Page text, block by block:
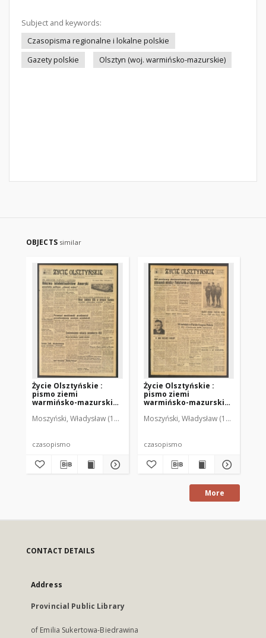
Subject and keywords:
Czasopisma regionalne i lokalne polskie
Gazety polskie
Olsztyn (woj. warmińsko-mazurskie)
OBJECTS similar
Życie Olsztyńskie :
pismo ziemi
warmińsko-mazurskiej,
Moszyński, Władysław (1922-2001). Red. Mroczkowski, Włodzimierz
czasopismo
Życie Olsztyńskie :
pismo ziemi
warmińsko-mazurskiej,
Moszyński, Władysław (1922-2001).
czasopismo
More
CONTACT DETAILS
Address
Provincial Public Library
of Emilia Sukertowa-Biedrawina